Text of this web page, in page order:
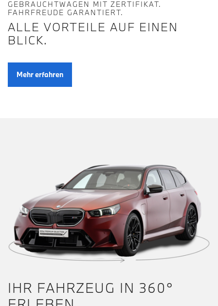
GEBRAUCHTWAGEN MIT ZERTIFIKAT.
FAHRFREUDE GARANTIERT.
ALLE VORTEILE AUF EINEN
BLICK.
Mehr erfahren
IHR FAHRZEUG IN 360°